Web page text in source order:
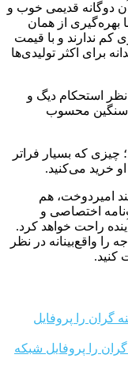
آن دوگانه قدیمی خوب و
بهره‌گیری از همان
ندارند و با قیمت
برای اکثر تولیدی‌ها
استحکام دیگ و
سنگین محسوب
که بسیار فراتر
خرید می‌کنید.
امیردوخت، هم
اختصاصی و
راحت خواهد کرد.
را واقع‌بینانه در نظر
کنید.
را پروفایل شبکه